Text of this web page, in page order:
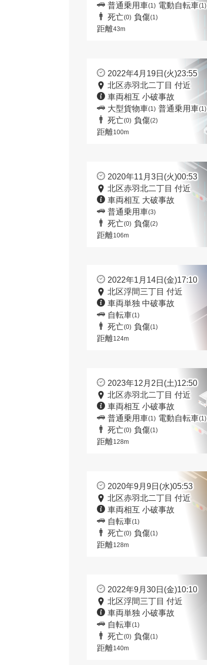
普通乗用車(1) 電動自転車(1)
死亡(0) 負傷(1)
距離43m
2022年4月19日(火)23:55
北区赤羽北二丁目 付近
車両相互 小破事故
大型貨物車(1) 普通乗用車(1)
死亡(0) 負傷(2)
距離100m
2020年11月3日(火)00:53
北区赤羽北二丁目 付近
車両相互 大破事故
普通乗用車(3)
死亡(0) 負傷(2)
距離106m
2022年1月14日(金)17:10
北区浮間三丁目 付近
車両単独 中破事故
自転車(1)
死亡(0) 負傷(1)
距離124m
2023年12月2日(土)12:50
北区赤羽北二丁目 付近
車両相互 小破事故
普通乗用車(1) 電動自転車(1)
死亡(0) 負傷(1)
距離128m
2020年9月9日(水)05:53
北区赤羽北二丁目 付近
車両相互 小破事故
自転車(1)
死亡(0) 負傷(1)
距離128m
2022年9月30日(金)10:10
北区浮間三丁目 付近
車両単独 小破事故
自転車(1)
死亡(0) 負傷(1)
距離140m